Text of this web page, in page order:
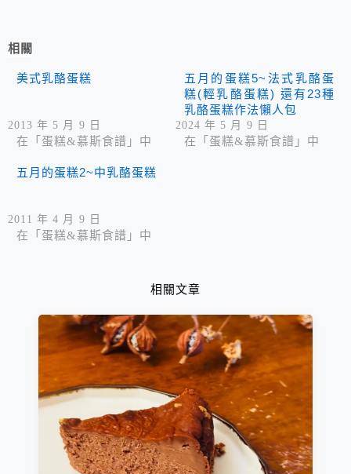
相關
美式乳酪蛋糕
2013 年 5 月 9 日
在「蛋糕&慕斯食譜」中
五月的蛋糕5~法式乳酪蛋
糕(輕乳酪蛋糕) 還有23種
乳酪蛋糕作法懶人包
2024 年 5 月 9 日
在「蛋糕&慕斯食譜」中
五月的蛋糕2~中乳酪蛋糕
2011 年 4 月 9 日
在「蛋糕&慕斯食譜」中
相關文章